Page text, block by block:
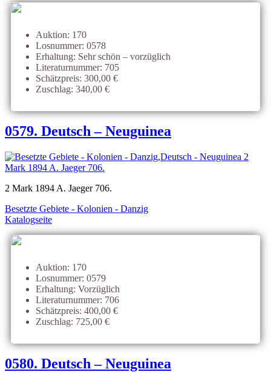
Auktion: 170
Losnummer: 0578
Erhaltung: Sehr schön – vorzüglich
Literaturnummer: 705
Schätzpreis: 300,00 €
Zuschlag: 340,00 €
0579. Deutsch – Neuguinea
2 Mark 1894 A. Jaeger 706.
Besetzte Gebiete - Kolonien - Danzig
Katalogseite
Auktion: 170
Losnummer: 0579
Erhaltung: Vorzüglich
Literaturnummer: 706
Schätzpreis: 400,00 €
Zuschlag: 725,00 €
0580. Deutsch – Neuguinea